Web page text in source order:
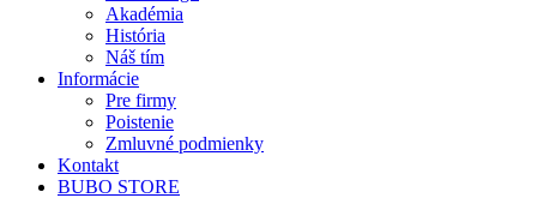
Akadémia
História
Náš tím
Informácie
Pre firmy
Poistenie
Zmluvné podmienky
Kontakt
BUBO STORE